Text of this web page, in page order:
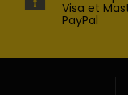
Visa et
PayPal